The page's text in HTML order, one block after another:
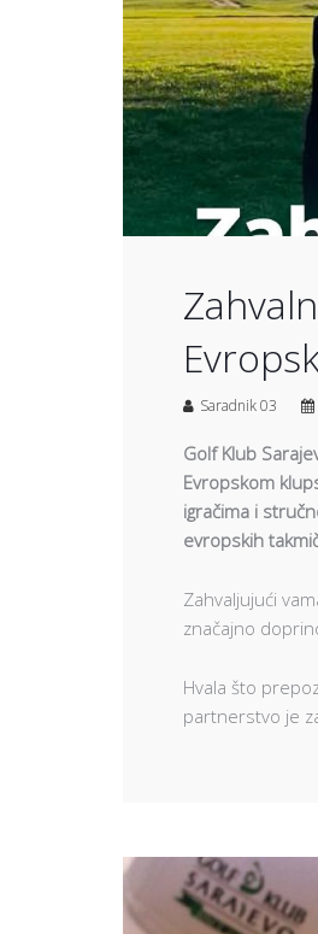
Saradnik 03
Golf Klub
Evropskom
igračima i
evropskih
Zahvaljujući
značajno
Hvala što
partnerstvo je